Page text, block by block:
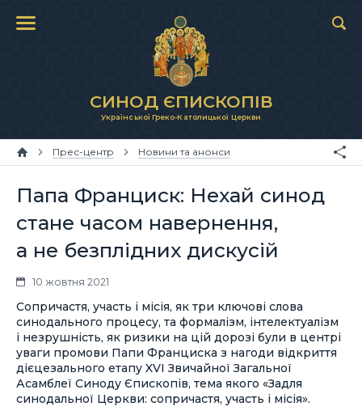
СИНОД ЄПИСКОПІВ
Української Греко-Католицької Церкви
Прес-центр Новини та анонси
Папа Франциск: Нехай синод
стане часом навернення,
а не безплідних дискусій
10 жовтня 2021
Сопричастя, участь і місія, як три ключові слова
синодального процесу, та формалізм, інтелектуалізм
і незрушність, як ризики на цій дорозі були в центрі
уваги промови Папи Франциска з нагоди відкриття
дієцезального етапу XVI Звичайної Загальної
Асамблеї Синоду Єпископів, тема якого «Задля
синодальної Церкви: сопричастя, участь і місія».